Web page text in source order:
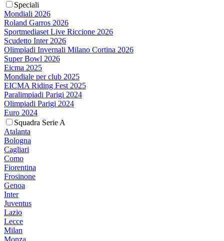
Speciali
Mondiali 2026
Roland Garros 2026
Sportmediaset Live Riccione 2026
Scudetto Inter 2026
Olimpiadi Invernali Milano Cortina 2026
Super Bowl 2026
Eicma 2025
Mondiale per club 2025
EICMA Riding Fest 2025
Paralimpiadi Parigi 2024
Olimpiadi Parigi 2024
Euro 2024
Squadra Serie A
Atalanta
Bologna
Cagliari
Como
Fiorentina
Frosinone
Genoa
Inter
Juventus
Lazio
Lecce
Milan